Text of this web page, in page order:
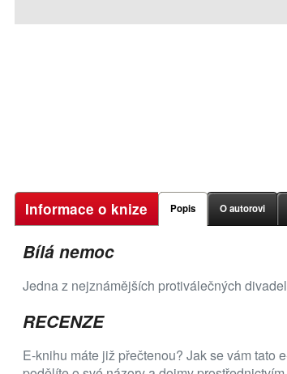
Informace o knize Popis O autorovi
Bílá nemoc
Jedna z nejznámějších protiválečných
RECENZE
E-knihu máte již přečtenou? Jak se vám tato